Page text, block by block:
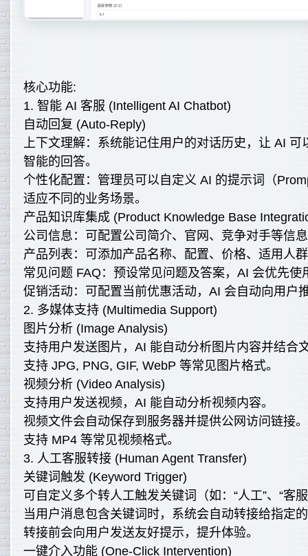
核心功能:
1. 智能 AI 客服 (Intelligent AI Chatbot)
自动回复 (Auto-Reply)
上下文理解：系统能记住用户的对话历史，让 AI
智能的回答。
个性化配置：管理员可以自定义 AI 的提示词（
适应不同的业务场景。
产品知识库集成 (Product Knowledge Base
公司信息：可配置公司简介、官网、竞争对手等信
产品列表：可添加产品名称、配置、价格、适用人
常见问题 FAQ：预设常见问题及答案，AI 会优先使
促销活动：可配置当前优惠活动，AI 会自动向用户
2. 多媒体支持 (Multimedia Support)
图片分析 (Image Analysis)
支持用户发送图片，AI 能自动分析图片内容并结合
支持 JPG, PNG, GIF, WebP 等常见图片格式。
视频分析 (Video Analysis)
支持用户发送视频，AI 能自动分析视频内容。
视频文件会自动保存到服务器并提供公网访问链接。
支持 MP4 等常见视频格式。
3. 人工客服转接 (Human Agent Transfer)
关键词触发 (Keyword Trigger)
可自定义多个转人工触发关键词（如：“人工”、“客
当用户消息包含关键词时，系统会自动转接给指定
转接前会向用户发送友好提示，提升体验。
一键介入功能 (One-Click Intervention)